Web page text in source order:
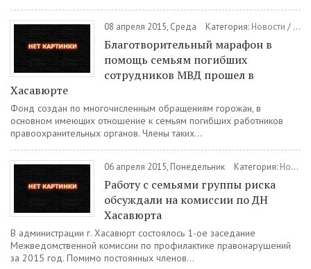
08 апреля 2015, Среда Категория: Новости /
Благотворительный марафон в
помощь семьям погибших
сотрудников МВД прошел в
Хасавюрте
Фонд создан по многочисленным обращениям горожан, в
основном имеющих отношение к семьям погибших работников
правоохранительных органов. Члены таких...
06 апреля 2015, Понедельник Категория: Новости
Работу с семьями группы риска
обсуждали на комиссии по ДН
Хасавюрта
В администрации г. Хасавюрт состоялось 1-ое заседание
Межведомственной комиссии по профилактике правонарушений
за 2015 год. Помимо постоянных членов...